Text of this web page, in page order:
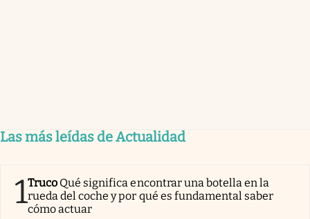
Las más leídas de Actualidad
1Truco Qué significa encontrar una botella en la
rueda del coche y por qué es fundamental saber
cómo actuar